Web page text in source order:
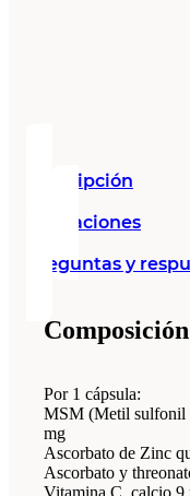
Descripción
Valoraciones
Preguntas y
Composición
Por 1 cápsula:
MSM (Metil
mg
Ascorbato de Zinc
Ascorbato y